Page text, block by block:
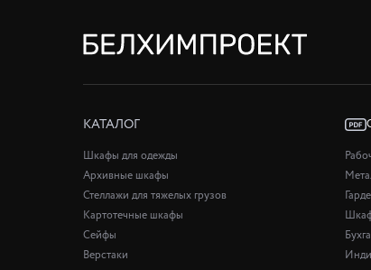
КАТАЛОГ
Шкафы для одежды
Архивные шкафы
Стеллажи для тяжелых грузов
Картотечные шкафы
Сейфы
Верстаки